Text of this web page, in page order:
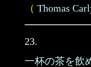
（ Thomas
23.
一杯の茶を飲